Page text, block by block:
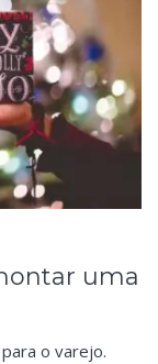
uma
o varejo.